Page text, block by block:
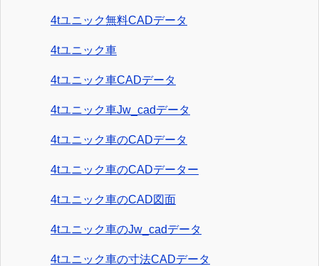
4tユニック無料CADデータ
4tユニック車
4tユニック車CADデータ
4tユニック車Jw_cadデータ
4tユニック車のCADデータ
4tユニック車のCADデーター
4tユニック車のCAD図面
4tユニック車のJw_cadデータ
4tユニック車の寸法CADデータ